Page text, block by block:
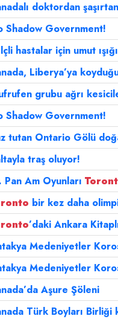
doktordan
Shadow Government!
hastalar için umut ışığı
Liberya’ya
grubu ağrı
Shadow Government!
tutan Ontario Gölü
traş oluyor!
Pan Am Oyunları
bir kez daha
’daki Ankara
Medeniyetler
Medeniyetler
Aşure Şöleni
Türk Boyları Birliği